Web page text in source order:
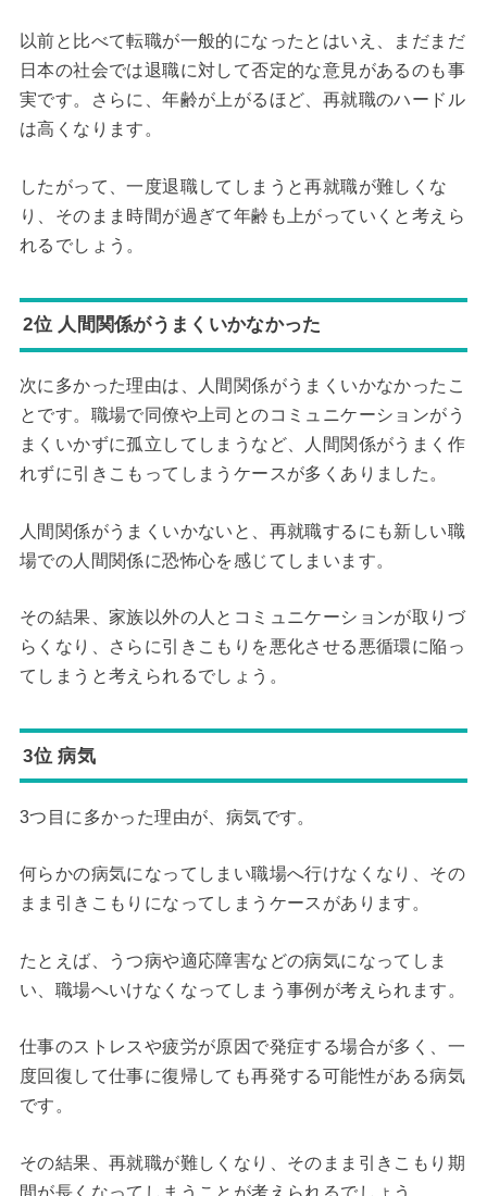
以前と比べて転職が一般的になったとはいえ、まだまだ
日本の社会では退職に対して否定的な意見があるのも事
実です。さらに、年齢が上がるほど、再就職のハードル
は高くなります。
したがって、一度退職してしまうと再就職が難しくな
り、そのまま時間が過ぎて年齢も上がっていくと考えら
れるでしょう。
2位 人間関係がうまくいかなかった
次に多かった理由は、人間関係がうまくいかなかったこ
とです。職場で同僚や上司とのコミュニケーションがう
まくいかずに孤立してしまうなど、人間関係がうまく作
れずに引きこもってしまうケースが多くありました。
人間関係がうまくいかないと、再就職するにも新しい職
場での人間関係に恐怖心を感じてしまいます。
その結果、家族以外の人とコミュニケーションが取りづ
らくなり、さらに引きこもりを悪化させる悪循環に陥っ
てしまうと考えられるでしょう。
3位 病気
3つ目に多かった理由が、病気です。
何らかの病気になってしまい職場へ行けなくなり、その
まま引きこもりになってしまうケースがあります。
たとえば、うつ病や適応障害などの病気になってしま
い、職場へいけなくなってしまう事例が考えられます。
仕事のストレスや疲労が原因で発症する場合が多く、一
度回復して仕事に復帰しても再発する可能性がある病気
です。
その結果、再就職が難しくなり、そのまま引きこもり期
間が長くなってしまうことが考えられるでしょう。